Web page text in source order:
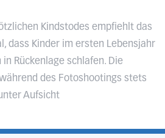
Kindstodes empfiehlt das
dass Kinder im ersten Lebensjahr
Rückenlage schlafen. Die
des Fotoshootings stets
Aufsicht